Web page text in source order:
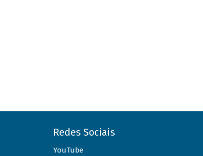
Redes Sociais
YouTube